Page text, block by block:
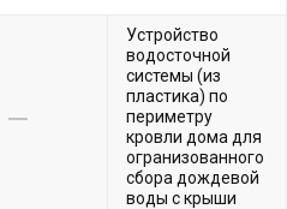
Устройство
водосточной
системы (из
пластика) по
периметру
кровли дома для
огранизованного
сбора дождевой
воды с крыши